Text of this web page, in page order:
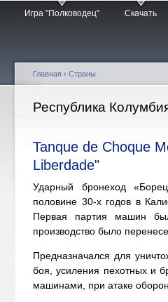
Игра "Полководец" Скачать
Вы здесь
Главная › Страны
Республика
Tanque de Choque
Liberdade"
Ударный бронеход
половине 30-х годов в
Первая партия машин
производство было
Предназначался для
боя, усиления пехотных и
машинами, при атаке